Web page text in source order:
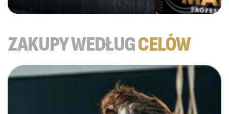
W ofercie PF Nutrition znajdują się również preparaty
konkretne produkty przeznaczone dla sportowców
pozwalają na modelowanie sylwetki przy jednoczesnym
zachowaniu dobrego samopoczucia. Dobieramy
receptury tak, aby przejście przez okres redukcji było dla
każdego klienta jak najmniej uciążliwe.
Boostery testosteronu i akcesoria ze
sklepu dla aktywnych
ZAKUPY WEDŁUGCELÓW